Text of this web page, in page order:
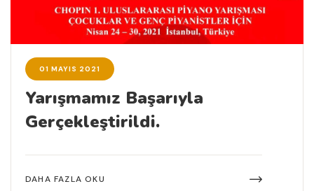
01 MAYIS 2021
Yarışmamız Başarıyla
Gerçekleştirildi.
DAHA FAZLA OKU